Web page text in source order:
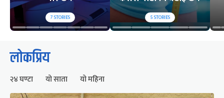
7STORIES 5STORIES
लोकप्रिय
२४ घण्टा यो साता यो महिना